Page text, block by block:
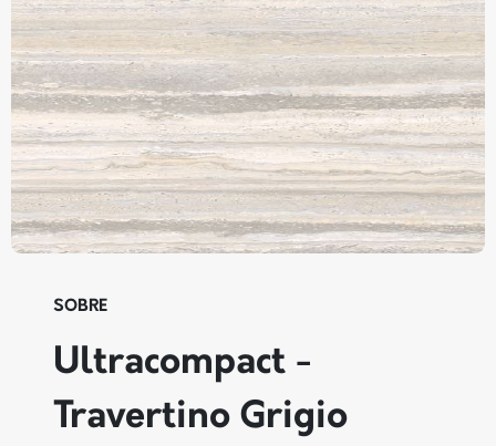
SOBRE
Ultracompact -
Travertino Grigio